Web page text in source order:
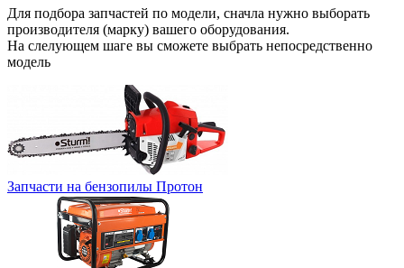
Для подбора запчастей по модели, сначла нужно выборать
производителя (марку) вашего оборудования.
На слелующем шаге вы сможете выбрать непосредственно
модель
Запчасти на бензопилы Протон